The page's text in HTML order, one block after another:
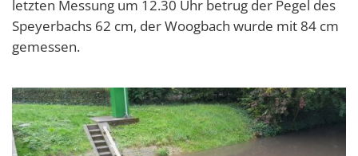
letzten Messung um 12.30 Uhr betrug der Pegel des
Speyerbachs 62 cm, der Woogbach wurde mit 84 cm
gemessen.